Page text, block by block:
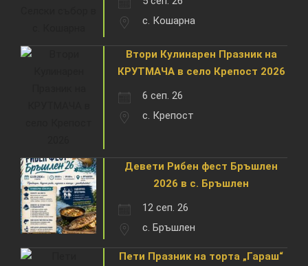
с. Кошарна
Втори Кулинарен Празник на
КРУТМАЧА в село Крепост 2026
6 сеп. 26
с. Крепост
Девети Рибен фест Бръшлен
2026 в с. Бръшлен
12 сеп. 26
с. Бръшлен
Пети Празник на торта „Гараш“